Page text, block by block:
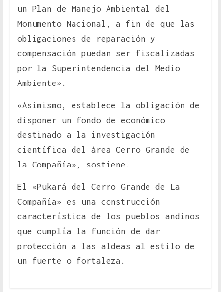
un Plan de Manejo Ambiental del
Monumento Nacional, a fin de que las
obligaciones de reparación y
compensación puedan ser fiscalizadas
por la Superintendencia del Medio
Ambiente».
«Asimismo, establece la obligación de
disponer un fondo de económico
destinado a la investigación
científica del área Cerro Grande de
la Compañía», sostiene.
El «Pukará del Cerro Grande de La
Compañía» es una construcción
característica de los pueblos andinos
que cumplía la función de dar
protección a las aldeas al estilo de
un fuerte o fortaleza.